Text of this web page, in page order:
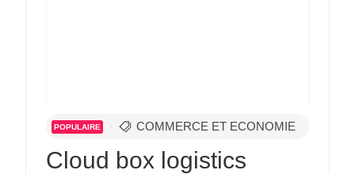
POPULAIRE COMMERCE ET ECONOMIE
Cloud box logistics